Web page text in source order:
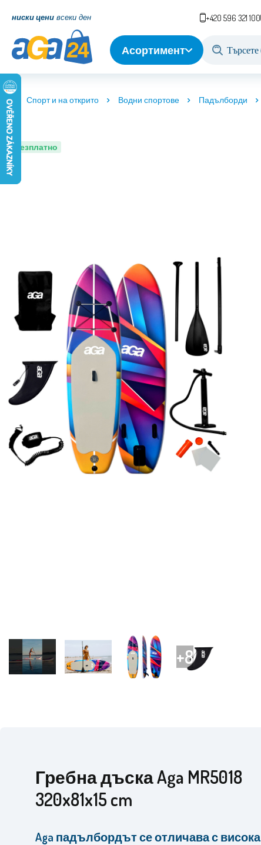
ниски цени всеки ден +420 596 321 100
Асортимент
Спорт и на открито Водни спортове Падълборди
Безплатно
Гребна дъска Aga MR5018
320x81x15 cm
Aga падълбордът се отличава с висока